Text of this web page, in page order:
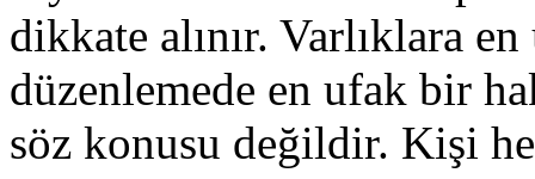
dikkate alınır. Varlıklara
düzenlemede en ufak bir
söz konusu değildir. Kişi